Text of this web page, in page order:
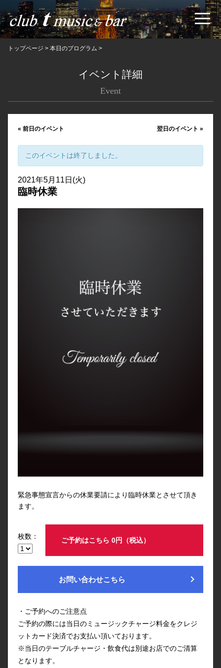
トップページ > 本日のプログラム >
イベント詳細
Event
« 前日のイベント 翌日のイベント»
このイベントは終了しました。
2021年5月11日(火)
臨時休業
緊急事態宣言からの休業要請により臨時休業とさせて頂き
ます。
枚数： ご予約はこちら 0円（税込）
お問い合わせこちら chevron_right
・ご予約へのご注意点
ご予約の際には当日のミュージックチャージ料金をクレジ
ットカード決済でお支払い頂いております。
※当日のテーブルチャージ・飲食代は別途お店でのご清算
となります。